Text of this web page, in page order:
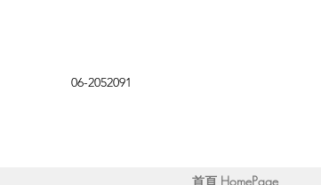
06-2052091
首頁 HomePage